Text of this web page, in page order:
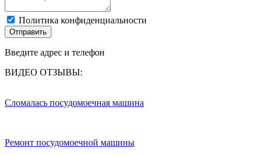
Политика конфиденциальности
Отправить
Введите адрес и телефон
ВИДЕО ОТЗЫВЫ:
Сломалась посудомоечная машина
Ремонт посудомоечной машины